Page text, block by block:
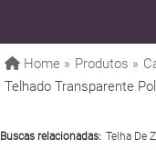
Home » Produtos »
Telhado Transparente
Buscas relacionadas: Telha De